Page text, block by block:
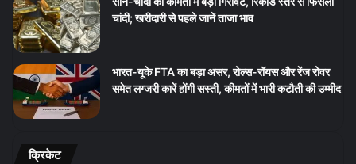
चांदी; खरीदारी से पहले जानें ताजा भाव
भारत-यूके FTA का बड़ा असर, रोल्स-रॉयस और रेंज रोवर
समेत लग्जरी कारें होंगी सस्ती, कीमतों में भारी कटौती की उम्मीद
क्रिकेट